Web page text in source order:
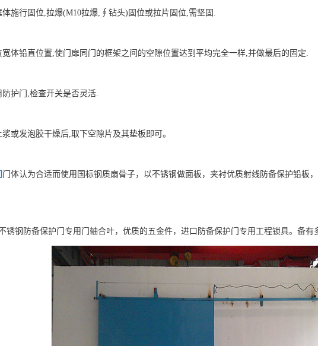
体施行固位,拉爆(M10拉爆,∮钻头)固位或拉片固位,需坚固.
宽体铅直位置,使门扉同门的框架之间的空隙位置达到平均完全一样,并做最后的固定.
防护门,检查开关是否灵活.
或发泡胶干燥后,取下空隙片及其垫板即可。
门体认为合适而使用国标钢质扇骨子，以不锈钢做面板，夹衬优质射线防备保护铅板
锈钢防备保护门专用门轴合叶，优质的五金件，进口防备保护门专用工程锁具。备有